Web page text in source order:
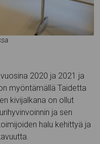
2020 ja 2021 ja
myöntämällä Taidetta
kivijalkana on ollut
ja sen
halu kehittyä ja